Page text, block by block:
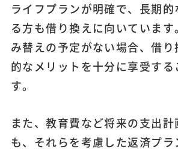
ライフプランが明確で、長期
る方も借り換えに向いていま
み替えの予定がない場合、借
的なメリットを十分に享受する
す。
また、教育費など将来の支出
も、それらを考慮した返済プラ